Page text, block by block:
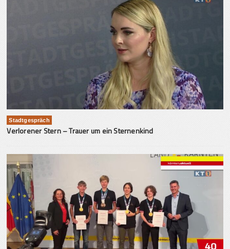
Stadtgespräch
Verlorener Stern – Trauer um ein Sternenkind